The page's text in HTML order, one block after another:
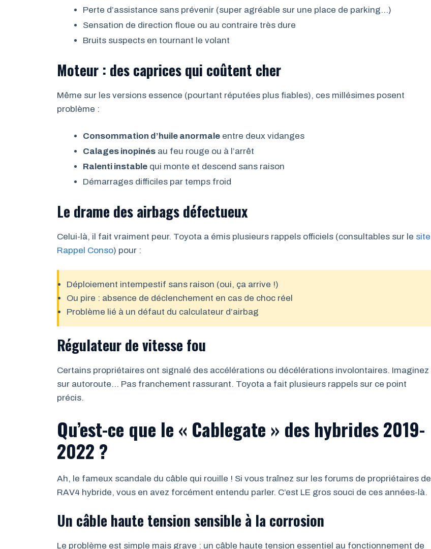
Perte d’assistance sans prévenir (super agréable sur une place de parking…)
Sensation de direction floue ou au contraire très dure
Bruits suspects en tournant le volant
Moteur : des caprices qui coûtent cher
Même sur les versions essence (pourtant réputées plus fiables), ces millésimes posent
problème :
Consommation d’huile anormale entre deux vidanges
Calages inopinés au feu rouge ou à l’arrêt
Ralenti instable qui monte et descend sans raison
Démarrages difficiles par temps froid
Le drame des airbags défectueux
Celui-là, il fait vraiment peur. Toyota a émis plusieurs rappels officiels (consultables sur le site
Rappel Conso) pour :
Déploiement intempestif sans raison (oui, ça arrive !)
Ou pire : absence de déclenchement en cas de choc réel
Problème lié à un défaut du calculateur d’airbag
Régulateur de vitesse fou
Certains propriétaires ont signalé des accélérations ou décélérations involontaires. Imaginez
sur autoroute… Pas franchement rassurant. Toyota a fait plusieurs rappels sur ce point
précis.
Qu’est-ce que le « Cablegate » des hybrides 2019-
2022 ?
Ah, le fameux scandale du câble qui rouille ! Si vous traînez sur les forums de propriétaires de
RAV4 hybride, vous en avez forcément entendu parler. C’est LE gros souci de ces années-là.
Un câble haute tension sensible à la corrosion
Le problème est simple mais grave : un câble haute tension essentiel au fonctionnement de